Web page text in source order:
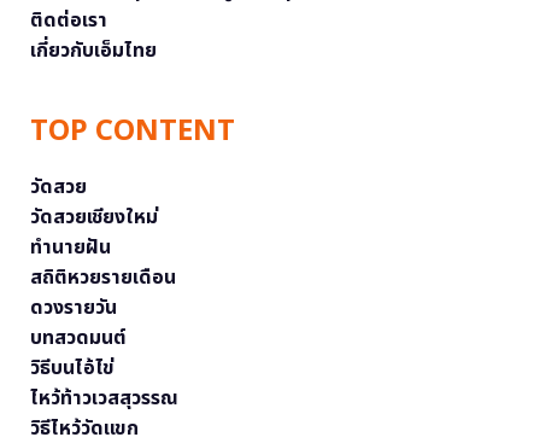
ติดต่อเรา
เกี่ยวกับเอ็มไทย
TOP CONTENT
วัดสวย
วัดสวยเชียงใหม่
ทำนายฝัน
สถิติหวยรายเดือน
ดวงรายวัน
บทสวดมนต์
วิธีบนไอ้ไข่
ไหว้ท้าวเวสสุวรรณ
วิธีไหว้วัดแขก